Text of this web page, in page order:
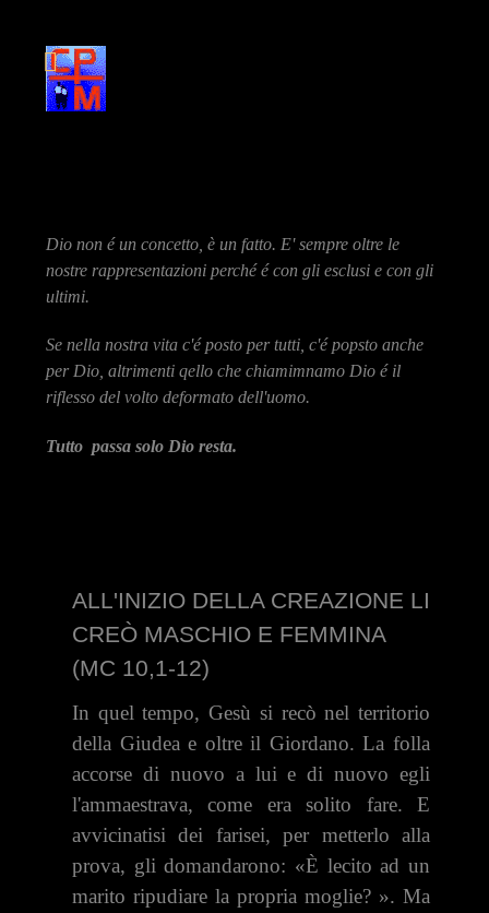
Dio non é un concetto, è un fatto. E' sempre oltre le
nostre rappresentazioni perché é con gli esclusi e con gli
ultimi.
Se nella nostra vita c'é posto per tutti, c'é popsto anche
per Dio, altrimenti qello che chiamimnamo Dio é il
riflesso del volto deformato dell'uomo.
Tutto passa solo Dio resta.
ALL'INIZIO DELLA CREAZIONE LI
CREÒ MASCHIO E FEMMINA
(MC 10,1-12)
In quel tempo, Gesù si recò nel territorio
della Giudea e oltre il Gior­dano. La folla
accorse di nuovo a lui e di nuovo egli
l'ammaestrava, come era solito fare. E
avvicinatisi dei farisei, per metterlo alla
prova, gli do­mandarono: «È lecito ad un
marito ripudiare la propria moglie? ». Ma